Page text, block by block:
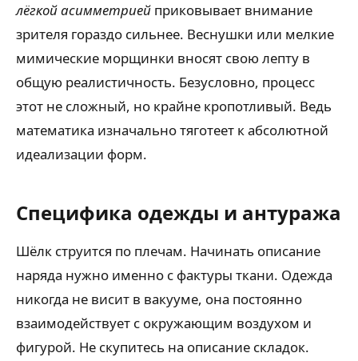
лёгкой асимметрией приковывает внимание
зрителя гораздо сильнее. Веснушки или мелкие
мимические морщинки вносят свою лепту в
общую реалистичность. Безусловно, процесс
этот не сложный, но крайне кропотливый. Ведь
математика изначально тяготеет к абсолютной
идеализации форм.
Специфика одежды и антуража
Шёлк струится по плечам. Начинать описание
наряда нужно именно с фактуры ткани. Одежда
никогда не висит в вакууме, она постоянно
взаимодействует с окружающим воздухом и
фигурой. Не скупитесь на описание складок.